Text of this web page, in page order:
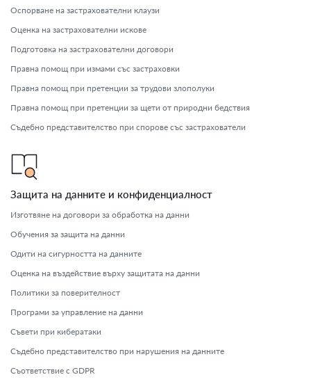
Оспорване на застрахователни клаузи
Оценка на застрахователни искове
Подготовка на застрахователни договори
Правна помощ при измами със застраховки
Правна помощ при претенции за трудови злополуки
Правна помощ при претенции за щети от природни бедствия
Съдебно представителство при спорове със застрахователи
Защита на данните и конфиденциалност
Изготвяне на договори за обработка на данни
Обучения за защита на данни
Одити на сигурността на данните
Оценка на въздействие върху защитата на данни
Политики за поверителност
Програми за управление на данни
Съвети при кибератаки
Съдебно представителство при нарушения на данните
Съответствие с GDPR